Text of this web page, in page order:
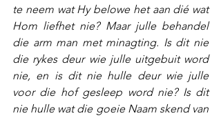
te neem wat Hy belowe het aan dié wat
Hom liefhet nie? Maar julle behandel
die arm man met minagting. Is dit nie
die rykes deur wie julle uitgebuit word
nie, en is dit nie hulle deur wie julle
voor die hof gesleep word nie? Is dit
nie hulle wat die goeie Naam skend van